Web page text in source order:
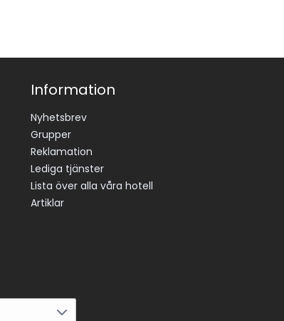
Information
Nyhetsbrev
Grupper
Reklamation
Lediga tjänster
Lista över alla våra hotell
Artiklar